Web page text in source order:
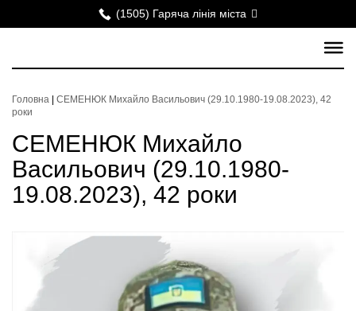
(1505) Гаряча лінія міста
Головна
СЕМЕНЮК Михайло Васильович (29.10.1980-19.08.2023), 42
роки
СЕМЕНЮК Михайло
Васильович (29.10.1980-
19.08.2023), 42 роки